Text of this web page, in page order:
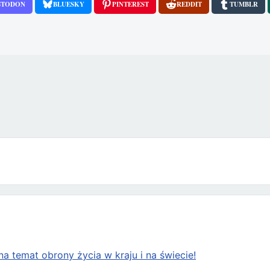
temat obrony życia w kraju i na świecie!
BLUESKY PINTEREST REDDIT TUMBLR